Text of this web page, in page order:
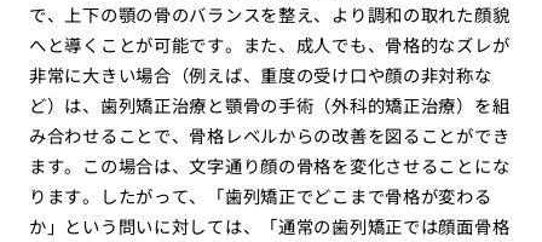
で、上下の顎の骨のバランスを整え、より調和の取れた顔貌
へと導くことが可能です。また、成人でも、骨格的なズレが
非常に大きい場合（例えば、重度の受け口や顔の非対称な
ど）は、歯列矯正治療と顎骨の手術（外科的矯正治療）を組
み合わせることで、骨格レベルからの改善を図ることができ
ます。この場合は、文字通り顔の骨格を変化させることにな
ります。したがって、「歯列矯正でどこまで骨格が変わる
か」という問いに対しては、「通常の歯列矯正では顔面骨格